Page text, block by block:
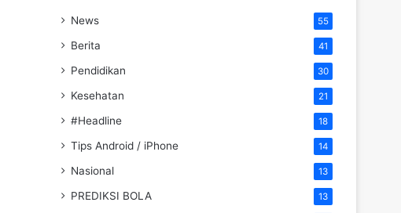
News 55
Berita 41
Pendidikan 30
Kesehatan 21
#Headline 18
Tips Android / iPhone 14
Nasional 13
PREDIKSI BOLA 13